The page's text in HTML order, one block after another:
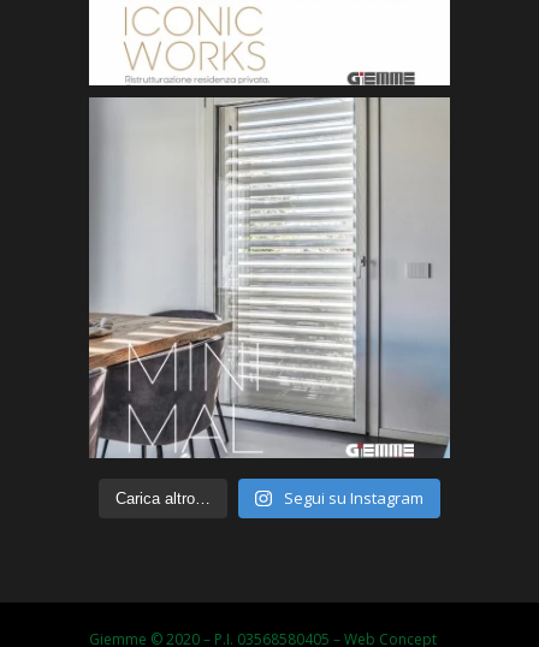
Carica altro… Segui su Instagram
Giemme © 2020 – P.I. 03568580405 – Web Concept